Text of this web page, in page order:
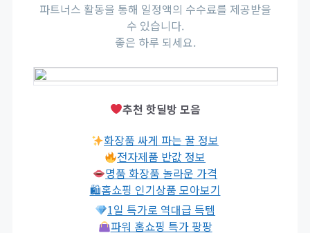
파트너스 활동을 통해 일정액의 수수료를 제공받을
수 있습니다.
좋은 하루 되세요.
추천 핫딜방 모음
화장품 싸게 파는 꿀 정보
전자제품 반값 정보
명품 화장품 놀라운 가격
🛍홈쇼핑 인기상품 모아보기
1일 특가로 역대급 득템
파워 홈쇼핑 특가 팡팡